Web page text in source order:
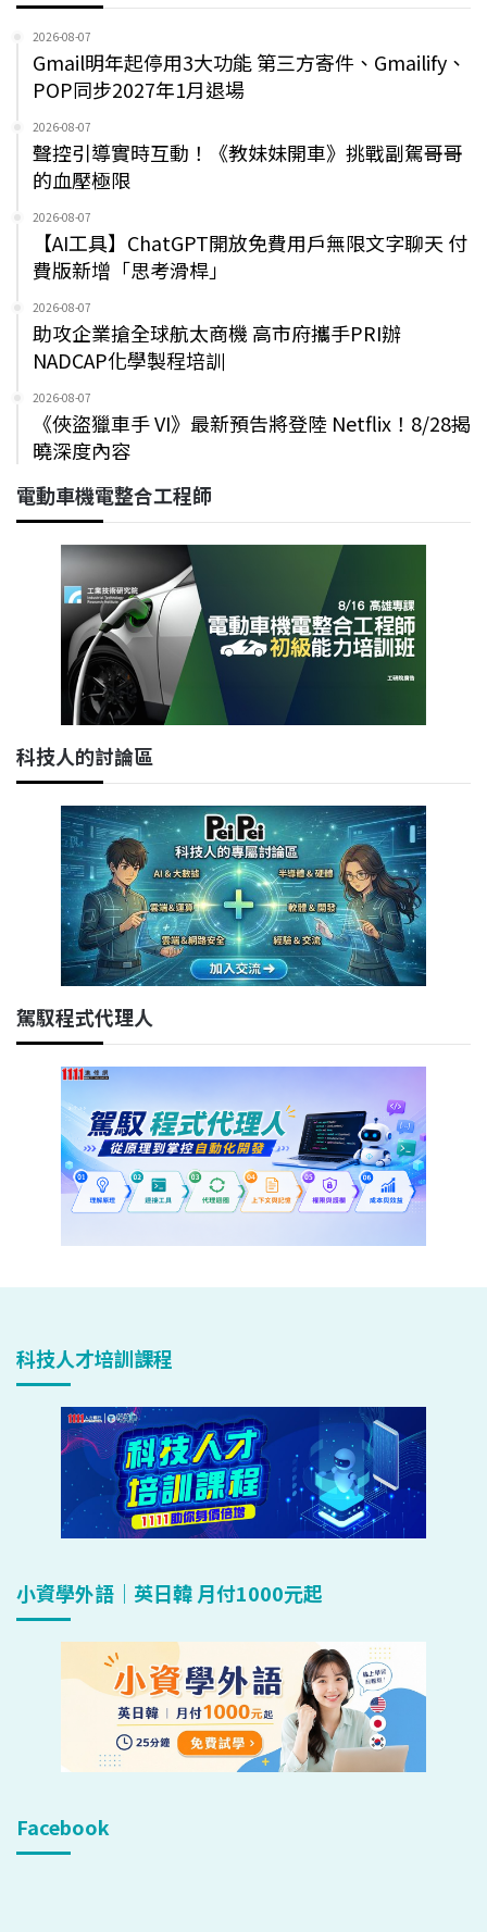
2026-08-07
Gmail明年起停用3大功能 第三方寄件、Gmailify、
POP同步2027年1月退場
2026-08-07
聲控引導實時互動！《教妹妹開車》挑戰副駕哥哥
的血壓極限
2026-08-07
【AI工具】ChatGPT開放免費用戶無限文字聊天 付
費版新增「思考滑桿」
2026-08-07
助攻企業搶全球航太商機 高市府攜手PRI辦
NADCAP化學製程培訓
2026-08-07
《俠盜獵車手 VI》最新預告將登陸 Netflix！8/28揭
曉深度內容
電動車機電整合工程師
科技人的討論區
駕馭程式代理人
科技人才培訓課程
小資學外語｜英日韓 月付1000元起
Facebook